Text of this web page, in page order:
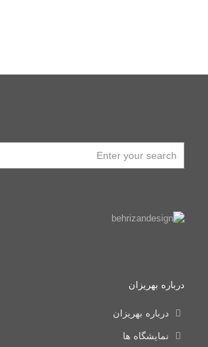
درباره بهریزان
درباره بهریزان
نمایشگاه ها